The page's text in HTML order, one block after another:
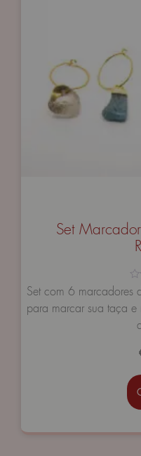
Set
0
de
5
Set com 6 marcadores
para marcar sua taça